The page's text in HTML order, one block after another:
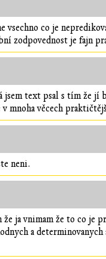
co je
zodpovednost je fajn
text psal s tím že jí
mnoha věcech
neni.
ja vnimam že to co je
a